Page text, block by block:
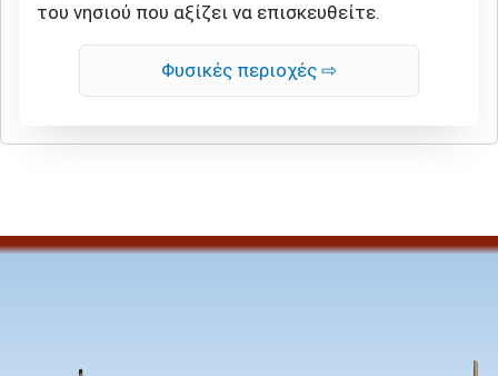
του νησιού που αξίζει να επισκευθείτε.
Φυσικές περιοχές